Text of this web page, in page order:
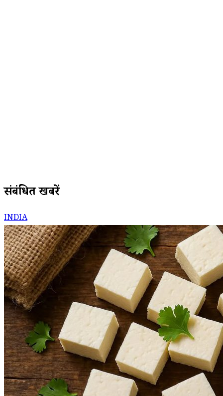
संबंधित खबरें
INDIA